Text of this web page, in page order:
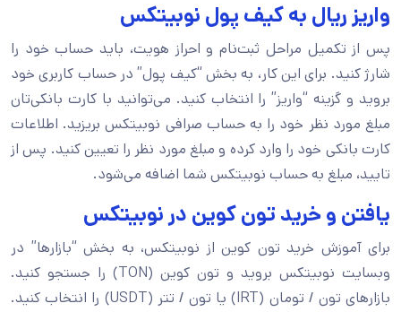
واریز ریال به کیف پول نوبیتکس
پس از تکمیل مراحل ثبت‌نام و احراز هویت، باید حساب خود را
شارژ کنید. برای این کار، به بخش “کیف پول” در حساب کاربری خود
بروید و گزینه “واریز” را انتخاب کنید. می‌توانید با کارت بانکی‌تان
مبلغ مورد نظر خود را به حساب صرافی نوبیتکس بریزید. اطلاعات
کارت بانکی خود را وارد کرده و مبلغ مورد نظر را تعیین کنید. پس از
تایید، مبلغ به حساب نوبیتکس شما اضافه می‌شود.
یافتن و خرید تون کوین در نوبیتکس
برای آموزش خرید تون کوین از نوبیتکس، به بخش “بازارها” در
وبسایت نوبیتکس بروید و تون کوین (TON) را جستجو کنید.
بازارهای تون / تومان (IRT) یا تون / تتر (USDT) را انتخاب کنید.